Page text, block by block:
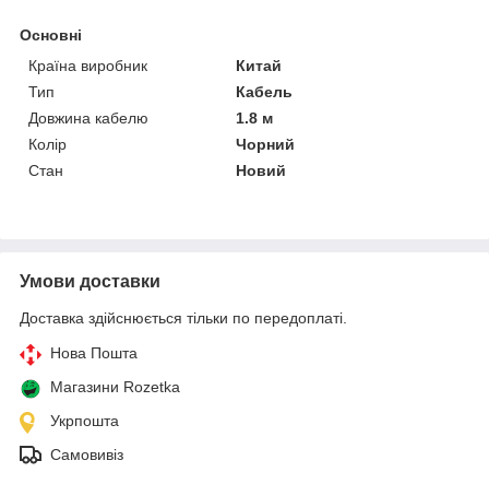
Основні
Країна виробник
Китай
Тип
Кабель
Довжина кабелю
1.8 м
Колір
Чорний
Стан
Новий
Умови доставки
Доставка здійснюється тільки по передоплаті.
Нова Пошта
Магазини Rozetka
Укрпошта
Самовивіз